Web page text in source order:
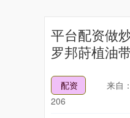
平台配资做
罗邦莳植油
配资 来自
206